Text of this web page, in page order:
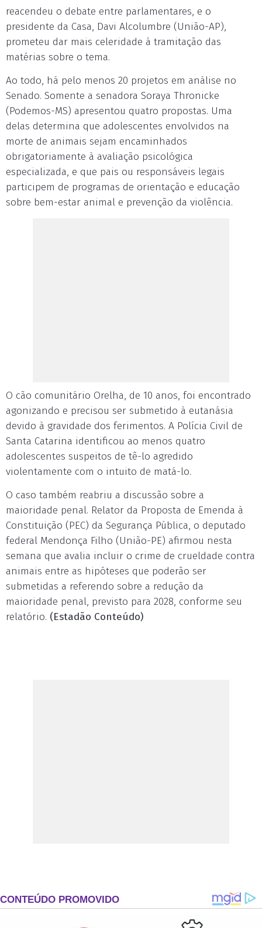
reacendeu o debate entre parlamentares, e o
presidente da Casa, Davi Alcolumbre (União-AP),
prometeu dar mais celeridade à tramitação das
matérias sobre o tema.
Ao todo, há pelo menos 20 projetos em análise no
Senado. Somente a senadora Soraya Thronicke
(Podemos-MS) apresentou quatro propostas. Uma
delas determina que adolescentes envolvidos na
morte de animais sejam encaminhados
obrigatoriamente à avaliação psicológica
especializada, e que pais ou responsáveis legais
participem de programas de orientação e educação
sobre bem-estar animal e prevenção da violência.
O cão comunitário Orelha, de 10 anos, foi encontrado
agonizando e precisou ser submetido à eutanásia
devido à gravidade dos ferimentos. A Polícia Civil de
Santa Catarina identificou ao menos quatro
adolescentes suspeitos de tê-lo agredido
violentamente com o intuito de matá-lo.
O caso também reabriu a discussão sobre a
maioridade penal. Relator da Proposta de Emenda à
Constituição (PEC) da Segurança Pública, o deputado
federal Mendonça Filho (União-PE) afirmou nesta
semana que avalia incluir o crime de crueldade contra
animais entre as hipóteses que poderão ser
submetidas a referendo sobre a redução da
maioridade penal, previsto para 2028, conforme seu
relatório. (Estadão Conteúdo)